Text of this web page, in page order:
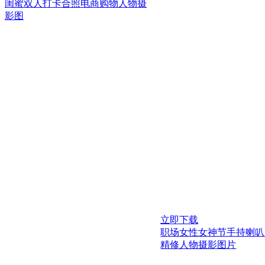
闺蜜双人打卡合照电商购物人物摄
影图
立即下载
职场女性女神节手持喇
精修人物摄影图片